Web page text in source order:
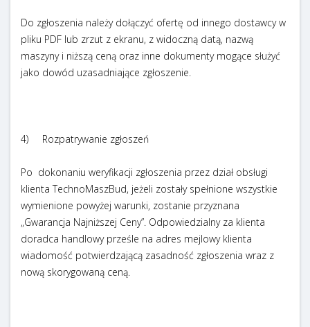
Do zgłoszenia należy dołączyć ofertę od innego dostawcy w
pliku PDF lub zrzut z ekranu, z widoczną datą, nazwą
maszyny i niższą ceną oraz inne dokumenty mogące służyć
jako dowód uzasadniające zgłoszenie.
4) Rozpatrywanie zgłoszeń
Po dokonaniu weryfikacji zgłoszenia przez dział obsługi
klienta TechnoMaszBud, jeżeli zostały spełnione wszystkie
wymienione powyżej warunki, zostanie przyznana
„Gwarancja Najniższej Ceny”. Odpowiedzialny za klienta
doradca handlowy prześle na adres mejlowy klienta
wiadomość potwierdzającą zasadność zgłoszenia wraz z
nową skorygowaną ceną.